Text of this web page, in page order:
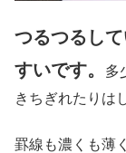
つるつるし
すいです。
多
きちぎれたりは
罫線も濃くも薄